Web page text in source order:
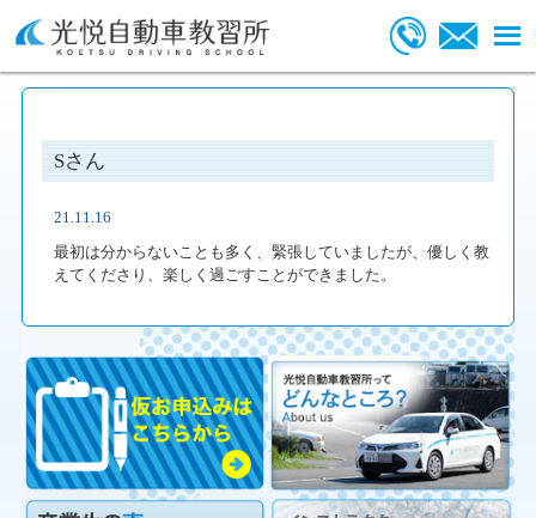
Sさん
21.11.16
最初は分からないことも多く、緊張していましたが、優しく教
えてくださり、楽しく過ごすことができました。